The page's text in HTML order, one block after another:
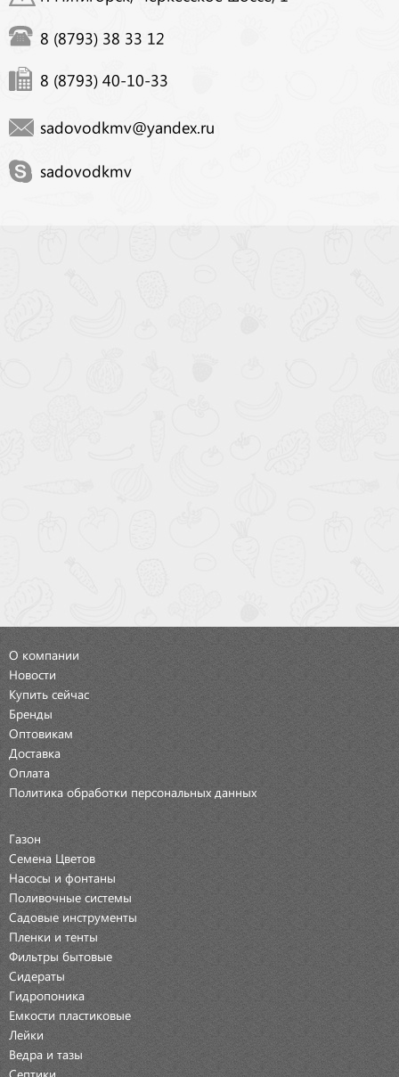
8 (8793) 38 33 12
8 (8793) 40-10-33
sadovodkmv@yandex.ru
sadovodkmv
О компании
Новости
Купить сейчас
Бренды
Оптовикам
Доставка
Оплата
Политика обработки персональных данных
Газон
Семена Цветов
Насосы и фонтаны
Поливочные системы
Садовые инструменты
Пленки и тенты
Фильтры бытовые
Сидераты
Гидропоника
Емкости пластиковые
Лейки
Ведра и тазы
Септики